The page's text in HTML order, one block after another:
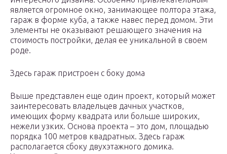
является огромное окно, занимающее полтора этажа,
гараж в форме куба, а также навес перед домом. Эти
элементы не оказывают решающего значения на
стоимость постройки, делая ее уникальной в своем
роде.
Здесь гараж пристроен с боку дома
Выше представлен еще один проект, который может
заинтересовать владельцев дачных участков,
имеющих форму квадрата или больше широких,
нежели узких. Основа проекта – это дом, площадью
порядка 100 метров квадратных. Здесь гараж
располагается сбоку двухэтажного домика.